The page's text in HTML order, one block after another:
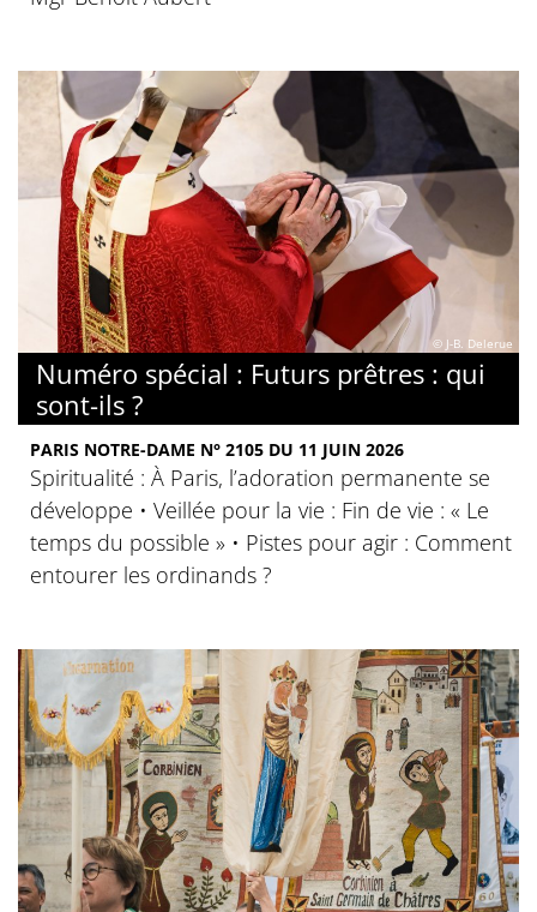
© J-B. Delerue
Numéro spécial : Futurs prêtres : qui
sont-ils ?
PARIS NOTRE-DAME N° 2105 DU 11 JUIN 2026
Spiritualité : À Paris, l’adoration permanente se
développe • Veillée pour la vie : Fin de vie : « Le
temps du possible » • Pistes pour agir : Comment
entourer les ordinands ?